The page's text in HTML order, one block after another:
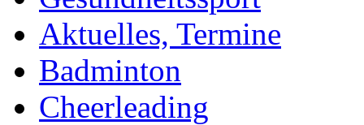
Aktuelles, Termine
Badminton
Cheerleading